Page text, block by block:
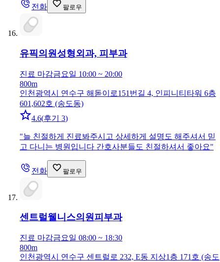
전화 팔로우
유픽의원 성형외과, 피부과
진료 마감금요일 10:00 ~ 20:00
800m
인천광역시 연수구 해돋이로151번길 4, 인피니티타워 6층
601,602호 (송도동)
4.6(후기 3)
"늘 친절하게 진료봐주시고 상세하게 설명도 해주셔서 믿
고 다니는 병원입니다 간호사분들도 친절하셔서 좋아요"
전화 팔로우
센트럴웰니스의원피부과
진료 마감금요일 08:00 ~ 18:30
800m
인천광역시 연수구 센트럴로 232, E동 지상1층 171호 (송도